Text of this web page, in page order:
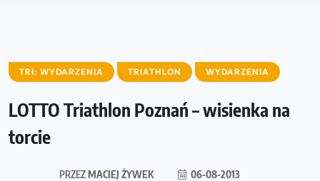
TRI: WYDARZENIA TRIATHLON WYDARZENIA
LOTTO Triathlon Poznań – wisienka na
torcie
PRZEZMACIEJ ŻYWEK 06-08-2013